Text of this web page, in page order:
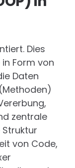
Dies
Form von
Daten
zentrale
von Code,